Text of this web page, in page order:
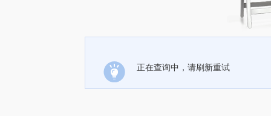
正在查询中，请刷新重试